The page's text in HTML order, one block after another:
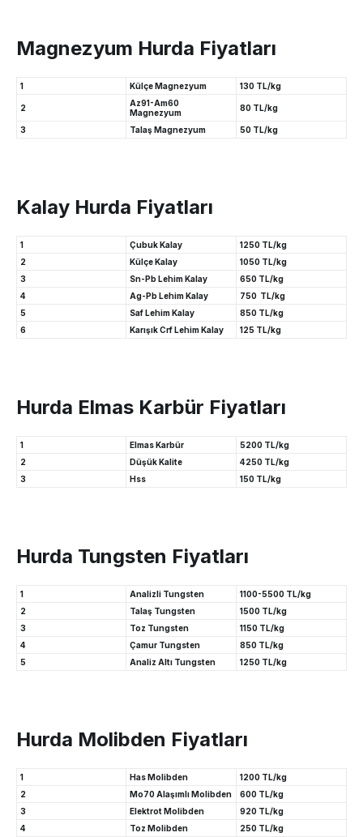
Magnezyum Hurda Fiyatları
1 Külçe Magnezyum 130 TL/kg
2
Az91-Am60
Magnezyum
80 TL/kg
3 Talaş Magnezyum 50 TL/kg
Kalay Hurda Fiyatları
1 Çubuk Kalay
1250 TL/kg
2
Külçe Kalay
1050 TL/kg
3
Sn-Pb Lehim Kalay
650 TL/kg
4
Ag-Pb Lehim Kalay
750 TL/kg
5
Saf Lehim Kalay
850 TL/kg
6
Karışık Crf Lehim Kalay 125 TL/kg
Hurda Elmas Karbür Fiyatları
1 Elmas Karbür
5200 TL/kg
2
Düşük Kalite
4250 TL/kg
3
Hss 150 TL/kg
Hurda Tungsten Fiyatları
1 Analizli Tungsten
1100-5500 TL/kg
2
Talaş Tungsten
1500 TL/kg
3
Toz Tungsten
1150 TL/kg
4
Çamur Tungsten
850 TL/kg
5
Analiz Altı Tungsten 1250 TL/kg
Hurda Molibden Fiyatları
1 Has Molibden
1200 TL/kg
2
Mo70 Alaşımlı Molibden
600 TL/kg
3
Elektrot Molibden
920 TL/kg
4
Toz Molibden
250 TL/kg